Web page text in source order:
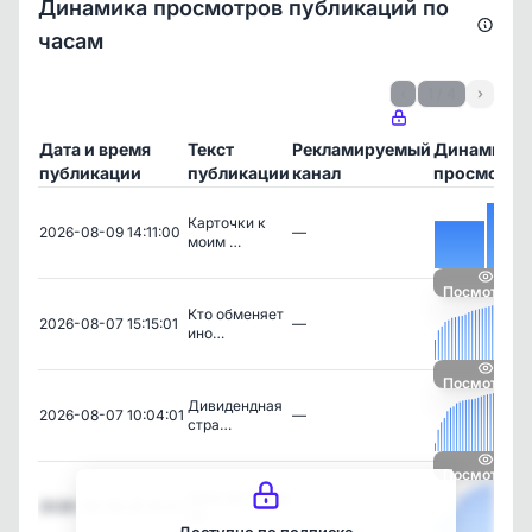
Динамика просмотров публикаций по
часам
›
Дата и время
публикации
Текст
публикации
Рекламируемый
канал
Динамика
2026-08-09 14:11:00
Карточки к
моим …
—
Посмотреть
2026-08-07 15:15:01
Кто обменяет
ино…
—
Посмотреть
2026-08-07 10:04:01
Дивидендная
стра…
—
Посмотреть
2026-08-06 20:10:01
Цель до конца